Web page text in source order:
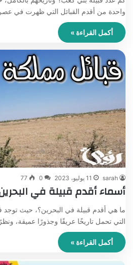
واحدة من أقدم القبائل التي ظهرت في
أكمل القراءة »
sarah 11 يوليو، 2023 0
77
أسماء أقدم قبيلة في
ما هي أقدم قبيلة في البحرين؟، حيث توجد
التي تحمل تاريخًا عريقًا وجذورًا عميقة،
أكمل القراءة »